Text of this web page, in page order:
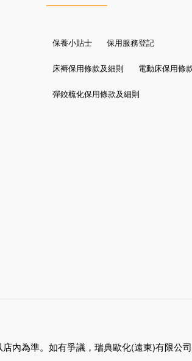
保養小貼士 保用服務登記
床褥保用條款及細則 電動床保用條
彈鉸梳化保用條款及細則
內為準。如有爭議，瑞典歐化(遠東)有限公